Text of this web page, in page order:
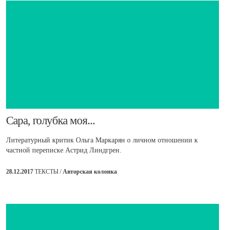
​Сара, голубка моя...
Литературный критик Ольга Маркарян о личном отношении к
частной переписке Астрид Линдгрен.
28.12.2017 ТЕКСТЫ /Авторская колонка